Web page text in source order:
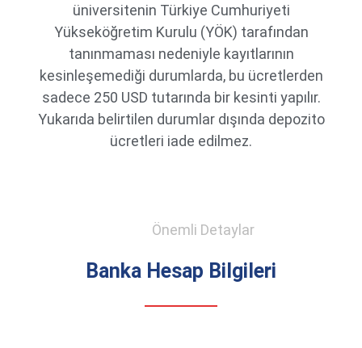
üniversitenin Türkiye Cumhuriyeti
Yükseköğretim Kurulu (YÖK) tarafından
tanınmaması nedeniyle kayıtlarının
kesinleşemediği durumlarda, bu ücretlerden
sadece 250 USD tutarında bir kesinti yapılır.
Yukarıda belirtilen durumlar dışında depozito
ücretleri iade edilmez.
Önemli Detaylar
Banka Hesap Bilgileri